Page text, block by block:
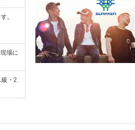
。
場に
・2